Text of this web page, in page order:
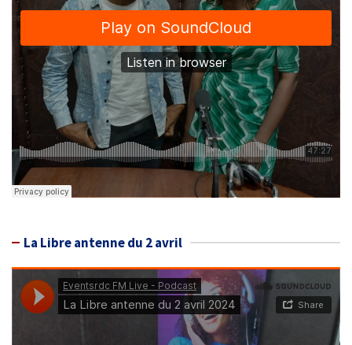
La Libre antenne du 2 avril